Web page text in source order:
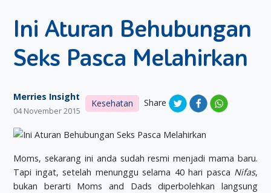
Ini Aturan Behubungan
Seks Pasca Melahirkan
Merries Insight
04 November 2015
Kesehatan Share
Moms, sekarang ini anda sudah resmi menjadi mama baru.
Tapi ingat, setelah menunggu selama 40 hari pasca Nifas,
bukan berarti Moms and Dads diperbolehkan langsung